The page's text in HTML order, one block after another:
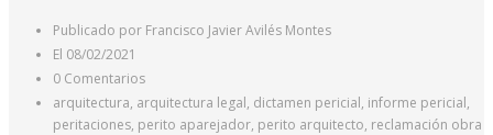
Publicado por Francisco Javier Avilés Montes
El 08/02/2021
0 Comentarios
arquitectura, arquitectura legal, dictamen pericial, informe pericial,
peritaciones, perito aparejador, perito arquitecto, reclamación obra